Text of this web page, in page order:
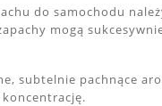
do samochodu
mogą
subtelnie pachnące
koncentrację.